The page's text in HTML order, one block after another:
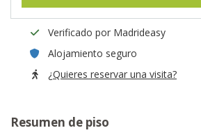
Verificado por Madrideasy
Alojamiento seguro
¿Quieres reservar una visita?
Resumen de piso